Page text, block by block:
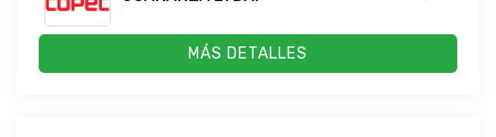
MÁS DETALLES